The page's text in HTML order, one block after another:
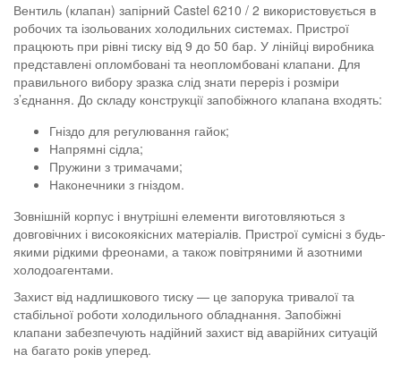
Вентиль (клапан) запірний Castel 6210 / 2 використовується в
робочих та ізольованих холодильних системах. Пристрої
працюють при рівні тиску від 9 до 50 бар. У лінійці виробника
представлені опломбовані та неопломбовані клапани. Для
правильного вибору зразка слід знати переріз і розміри
з’єднання. До складу конструкції запобіжного клапана входять:
Гніздо для регулювання гайок;
Напрямні сідла;
Пружини з тримачами;
Наконечники з гніздом.
Зовнішній корпус і внутрішні елементи виготовляються з
довговічних і високоякісних матеріалів. Пристрої сумісні з будь-
якими рідкими фреонами, а також повітряними й азотними
холодоагентами.
Захист від надлишкового тиску — це запорука тривалої та
стабільної роботи холодильного обладнання. Запобіжні
клапани забезпечують надійний захист від аварійних ситуацій
на багато років уперед.